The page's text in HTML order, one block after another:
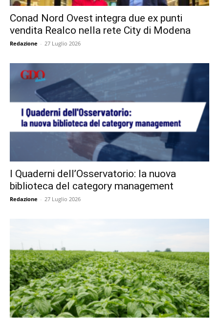
Conad Nord Ovest integra due ex punti
vendita Realco nella rete City di Modena
Redazione - 27 Luglio 2026
I Quaderni dell’Osservatorio: la nuova
biblioteca del category management
Redazione - 27 Luglio 2026